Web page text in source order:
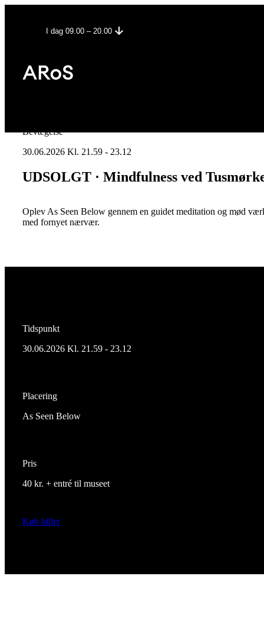
I dag 09.00 – 20.00
Bevægelse
30.06.2026 Kl. 21.59 - 23.12
UDSOLGT · Mindfulness ved
Oplev As Seen Below gennem en guidet meditation og mød
med fornyet nærvær.
Tidspunkt
30.06.2026 Kl. 21.59 - 23.12
Placering
As Seen Below
Pris
40 kr. + entré til museet
Køb billet